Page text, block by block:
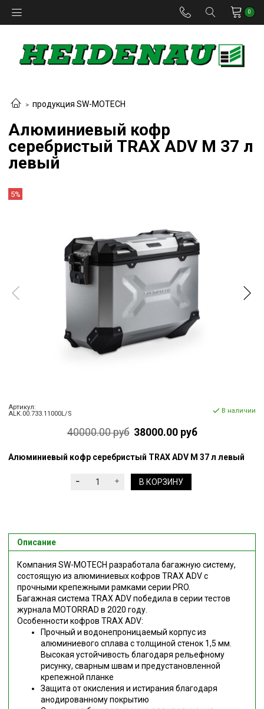
0
продукция SW-MOTECH
Алюминиевый кофр
серебристый TRAX ADV M 37 л
левый
5%
Артикул:
ALK.00.733.11000L/S
В наличии
40000.00 руб 38000.00 руб
Алюминиевый кофр серебристый TRAX ADV M 37 л левый
В КОРЗИНУ
Описание
Компания SW-MOTECH разработала багажную систему,
состоящую из алюминиевых кофров TRAX ADV с
прочными крепежными рамками серии PRO.
Багажная система TRAX ADV победила в серии тестов
журнала MOTORRAD в 2020 году.
Особенности кофров TRAX ADV:
Прочный и водонепроницаемый корпус из
алюминиевого сплава с толщиной стенок 1,5 мм.
Высокая устойчивость благодаря рельефному
рисунку, сварным швам и предустановленной
крепежной планке
Защита от окисления и истирания благодаря
анодированному покрытию